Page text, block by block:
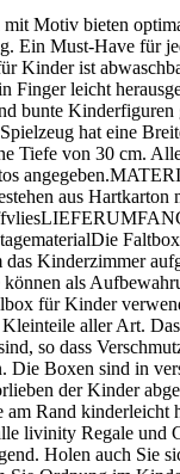
Motiv bieten
Ein Must-Have für
Kinder ist
Finger leicht
bunte
hat eine
Tiefe von 30 cm.
aus Hartkarton
Kinderzimmer
als
für Kinder
aller Art.
so dass
Die Boxen sind in
der Kinder
am Rand kinderleicht
livinity Regale und
Holen auch Sie